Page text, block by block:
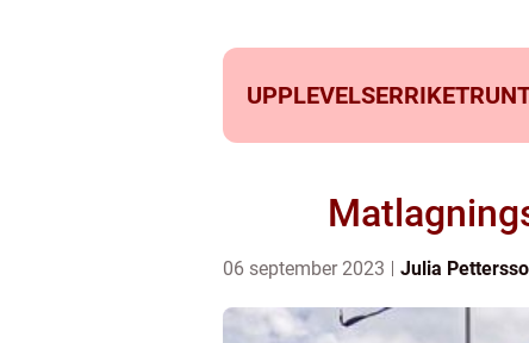
06 september 2023 Julia